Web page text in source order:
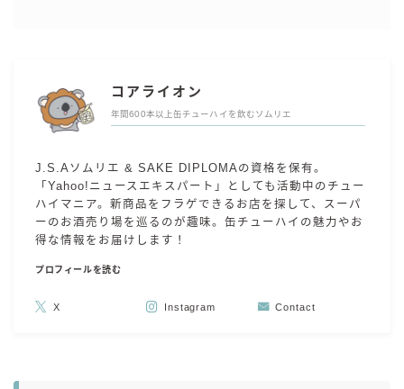
コアライオン
年間600本以上缶チューハイを飲むソムリエ
J.S.Aソムリエ & SAKE DIPLOMAの資格を保有。
「Yahoo!ニュースエキスパート」としても活動中のチュー
ハイマニア。新商品をフラゲできるお店を探して、スーパ
ーのお酒売り場を巡るのが趣味。缶チューハイの魅力やお
得な情報をお届けします！
プロフィールを読む
X Instagram Contact